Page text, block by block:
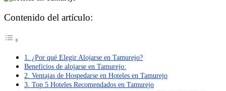
Contenido del artículo:
1. ¿Por qué Elegir Alojarse en Tamurejo?
Beneficios de alojarse en Tamurejo:
2. Ventajas de Hospedarse en Hoteles en Tamurejo
3. Top 5 Hoteles Recomendados en Tamurejo